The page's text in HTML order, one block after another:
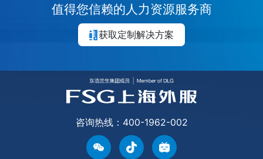
值得您信赖的人力资源服务商
获取定制解决方案
咨询热线：400-1962-002